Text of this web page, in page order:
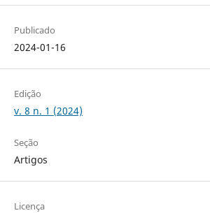
Publicado
2024-01-16
Edição
v. 8 n. 1 (2024)
Seção
Artigos
Licença